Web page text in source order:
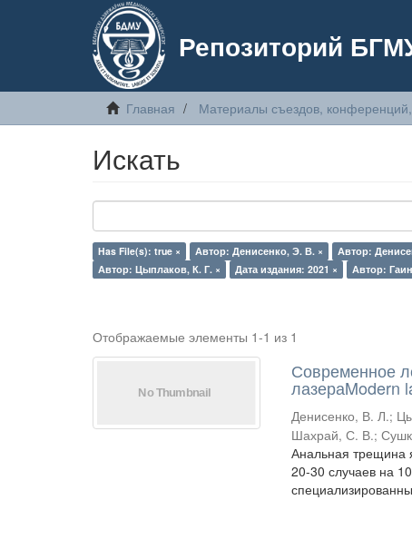
Репозиторий
Главная Материалы съездов,
Искать
Has File(s): true × Автор: Денисенко, Э. В. × Автор:
Автор: Цыплаков, К. Г. ×
Дата издания: 2021 × Автор:
Отображаемые элементы 1-1 из 1
Современное
лазераModern
Денисенко, В. Л.;
Шахрай, С. В.;
Анальная трещина
20-30 случаев на